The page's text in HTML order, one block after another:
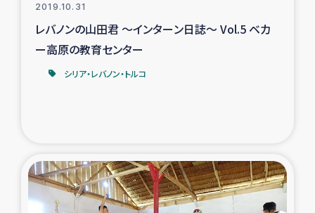
ミャンマー緊急支援
タイ国境ミャンマー移民子ども支援
2019.10.31
レバノンの山田君 ～インターン日誌～ Vol.5 ベカ
ー高原の教育センター
シリア・レバノン・トルコ